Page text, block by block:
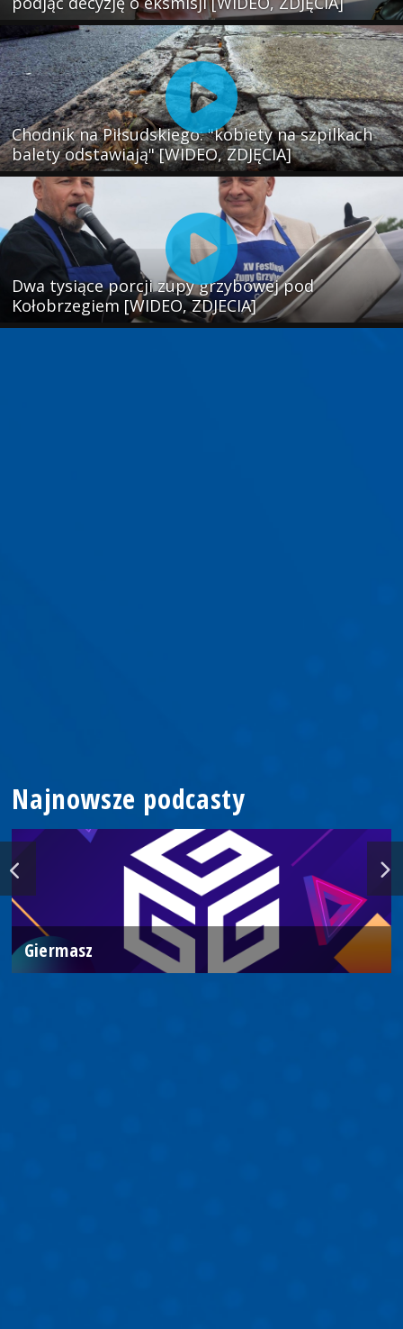
Chodnik na Piłsudskiego: "kobiety na szpilkach
balety odstawiają" [WIDEO, ZDJĘCIA]
Dwa tysiące porcji zupy grzybowej pod
Kołobrzegiem [WIDEO, ZDJECIA]
Najnowsze podcasty
Giermasz